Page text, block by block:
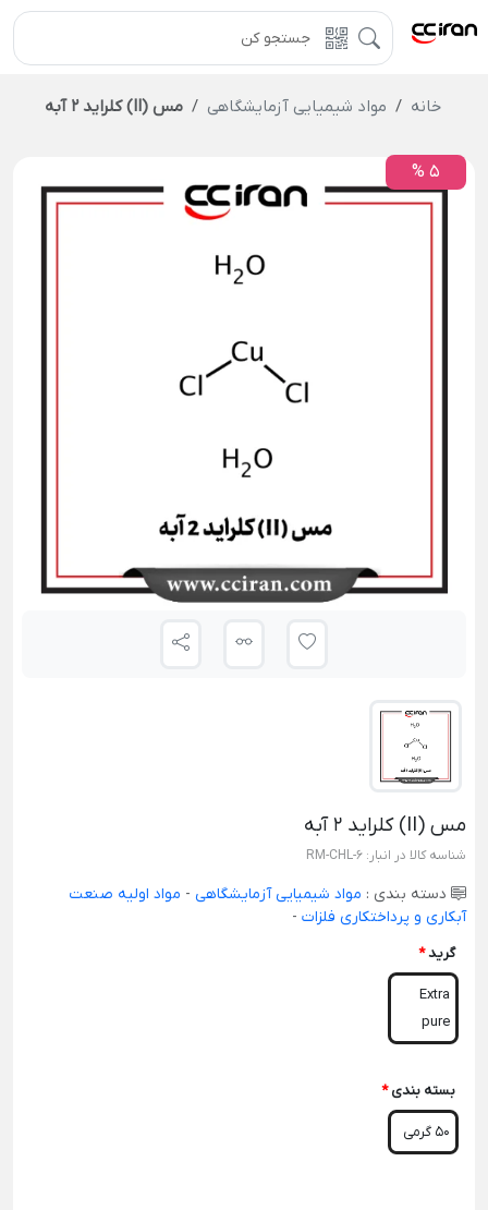
خانه مواد شیمیایی آزمایشگاهی مس (II) کلراید 2 آبه
5 %
مس (II) کلراید 2 آبه
شناسه کالا در انبار: RM-CHL-6
دسته بندی : مواد شیمیایی آزمایشگاهی - مواد اولیه صنعت
آبکاری و پرداختکاری فلزات -
گرید*
Extra
pure
بسته بندی *
50 گرمی